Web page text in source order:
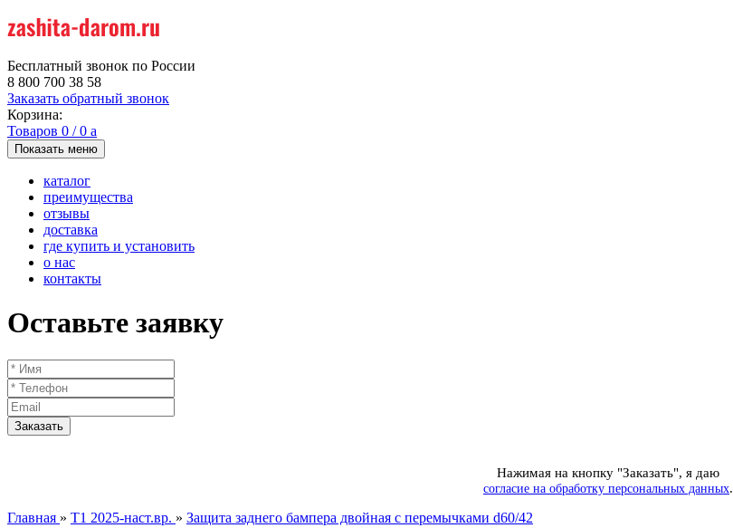
Бесплатный звонок по России
8 800 700 38 58
Заказать обратный звонок
Корзина:
Товаров 0 /0 a
Показать меню
каталог
преимущества
отзывы
доставка
где купить и установить
о нас
контакты
Оставьте заявку
Нажимая на кнопку "Заказать", я даю
согласие на обработку персональных данных.
Главная » T1 2025-наст.вр. » Защита заднего бампера двойная с перемычками d60/42